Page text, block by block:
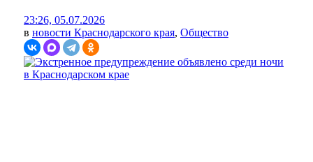
23:26, 05.07.2026
в новости Краснодарского края, Общество